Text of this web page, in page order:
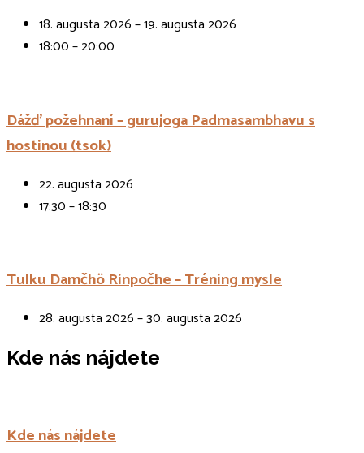
18. augusta 2026 – 19. augusta 2026
18:00 – 20:00
Dážď požehnaní – gurujoga Padmasambhavu s
hostinou (tsok)
22. augusta 2026
17:30 – 18:30
Tulku Damčhö Rinpočhe – Tréning mysle
28. augusta 2026 – 30. augusta 2026
Kde nás nájdete
Kde nás nájdete